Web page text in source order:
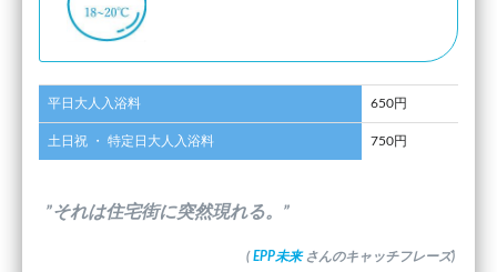
平日大人入浴料 650円
土日祝 ・ 特定日大人入浴料 750円
”それは住宅街に突然現れる。”
( EPP未来 さんのキャッチフレーズ)